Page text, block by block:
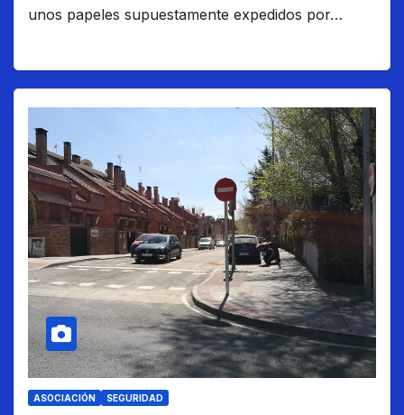
unos papeles supuestamente expedidos por…
ASOCIACIÓN SEGURIDAD